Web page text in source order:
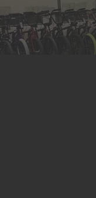
Suelo
Superstar
Terrible One